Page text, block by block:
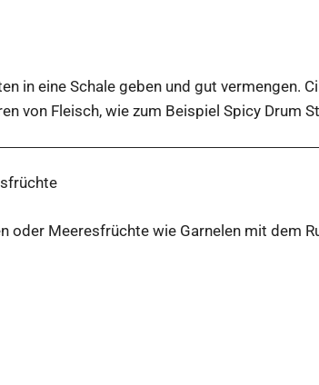
in eine Schale geben und gut vermengen.
von Fleisch, wie zum Beispiel Spicy Drum
oder Meeresfrüchte wie Garnelen mit dem